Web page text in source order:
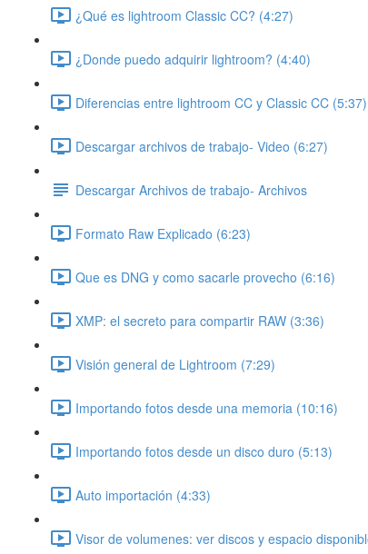
¿Qué es lightroom Classic CC? (4:27)
¿Donde puedo adquirir lightroom? (4:40)
Diferencias entre lightroom CC y Classic CC (5:37)
Descargar archivos de trabajo- Video (6:27)
Descargar Archivos de trabajo- Archivos
Formato Raw Explicado (6:23)
Que es DNG y como sacarle provecho (6:16)
XMP: el secreto para compartir RAW (3:36)
Visión general de Lightroom (7:29)
Importando fotos desde una memoria (10:16)
Importando fotos desde un disco duro (5:13)
Auto importación (4:33)
Visor de volumenes: ver discos y espacio